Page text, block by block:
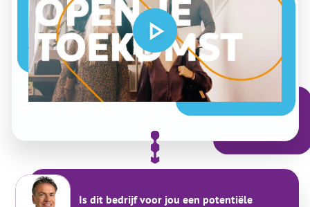
Is dit bedrijf voor jou een potentiële